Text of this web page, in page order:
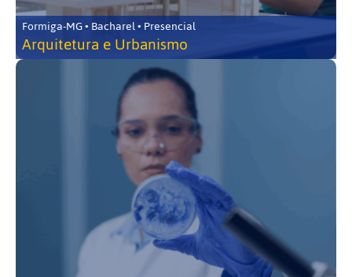
Formiga-MG • Bacharel • Presencial
Arquitetura e Urbanismo